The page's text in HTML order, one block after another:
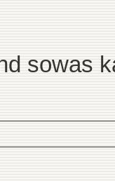
sowas